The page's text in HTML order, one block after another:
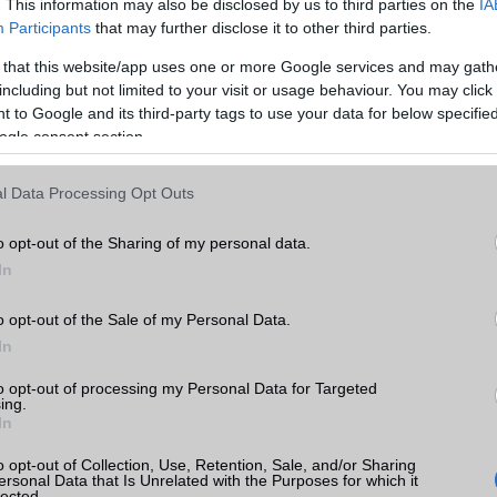
This information may also be disclosed by us to third parties on the
Participants that may further disclose it to other third parties.
that this website/app uses one or more Google services and may
but not limited to your visit or usage behaviour. You may
to Google and its third-party tags to use your data for below
consent section.
Data Processing Opt Outs
opt-out of the Sharing of my personal data.
opt-out of the Sale of my Personal Data.
opt-out of processing my Personal Data for Targeted
opt-out of Collection, Use, Retention, Sale, and/or Sharing
Data that Is Unrelated with the Purposes for which it
a már bevált 4.7, illetve 5.5 col képátlót, az ezekhez
750×1334, illetve a full HD 1080×1920 pixel felbontást, a True
megjelenítő színhőmérsékletét módosítja a külső behatások
pozitív változás és nem hagyták ki a sztereó hangszórókat
Bionic chipset, amely hat maggal rendelkezik, ebből kettő
A10-hez képest. A maradék négy mag – a nevük Mistral –
lett, cserébe energiatakarékosak maradtak. Fontos újdonság,
RAM-ból a kisebb iPhone 8-hoz 2 gigabájt jár, az
RAM-mal érkezik.